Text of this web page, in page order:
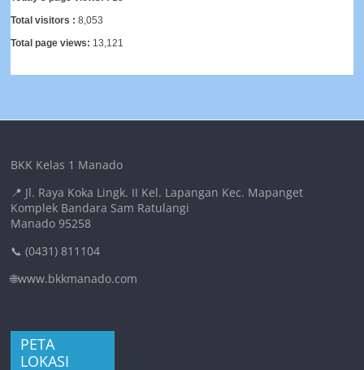
Total visitors :8,053
Total page views: 13,121
BKK Kelas 1 Manado
📍 Jl. Raya Koka Lingk. II Kel. Lapangan Kec. Mapanget
Komplek Bandara Sam Ratulangi
Manado 95258
📞 (0431) 811104
🌐www.bkkmanado.com
PETA
LOKASI